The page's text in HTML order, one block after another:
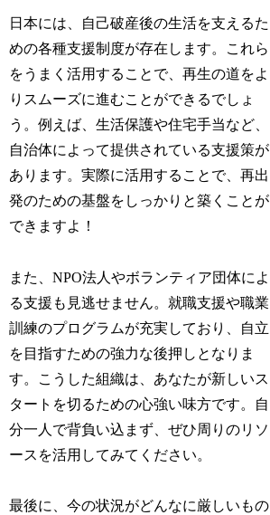
日本には、自己破産後の生活を支えるた
めの各種支援制度が存在します。これら
をうまく活用することで、再生の道をよ
りスムーズに進むことができるでしょ
う。例えば、生活保護や住宅手当など、
自治体によって提供されている支援策が
あります。実際に活用することで、再出
発のための基盤をしっかりと築くことが
できますよ！
また、NPO法人やボランティア団体によ
る支援も見逃せません。就職支援や職業
訓練のプログラムが充実しており、自立
を目指すための強力な後押しとなりま
す。こうした組織は、あなたが新しいス
タートを切るための心強い味方です。自
分一人で背負い込まず、ぜひ周りのリソ
ースを活用してみてください。
最後に、今の状況がどんなに厳しいもの